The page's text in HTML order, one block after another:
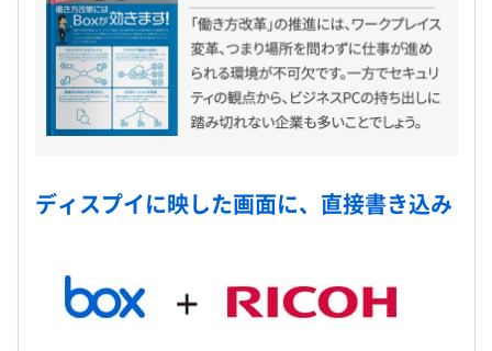
ディスプイに映した画面に、直接書き込み